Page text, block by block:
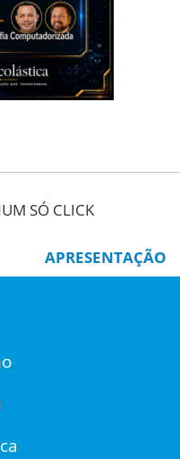
SÓ CLICK
APRESENTAÇÃO